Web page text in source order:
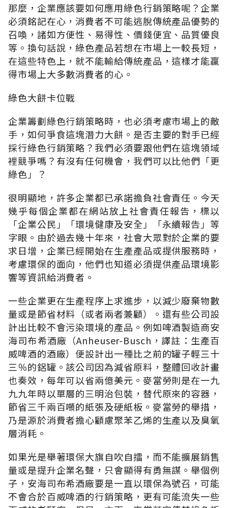
那麼，企業應該要如何應用綠色行銷策略呢？企業
必須銘記在心，消費者不可能逃脫傳統產品優勢的
召喚，諸如方便性、易得性、價錢便宜、品質優良
等。換句話說，綠色產品若想在市場上一較長短，
在這些特色上，就不能輸給傳統產品，這樣才能贏
得市場上大多數消費者的心。
綠色大餅卡位戰
企業籌劃綠色行銷策略時，也必須考慮市場上的敵
手，如何爭食這塊潛力大餅。是否主要的對手已經
採行綠色行銷策略？我們必須要跟他們在這塊領域
裡競爭嗎？有沒有任何機會，我們可以比他們「更
綠色」？
很明顯地，許多企業都已承諾擔負社會責任。今天
幾乎每個企業都在網站放上社會責任報告，標以
「企業公民」「環境健康及安全」「永續報告」等
字眼。由於過去幾十年來，社會大眾對於企業的要
求日增，企業已經開始在生產產品或提供服務時，
考慮環保的面向，他們也知道必須提供產品環境影
響等資訊給消費者。
一些企業更在生產程序上求進步，以減少廢棄物數
量或是節省材料（或者兩者兼顧）。還有些公司設
計出比較不會污染環境的產品。例如啤酒製造商安
海司布希酒廠（Anheuser-Busch，譯註：生產百
威啤酒的酒廠）便設計出一種比之前的罐子輕三十
三％的鋁罐。該公司因為減省原料，整體回收計畫
也奏效，每年可以省兩億美元。麥當勞則是在一九
九九年時以單層的三明治包裝，替代原來的容器，
節省三千兩百噸的紙張及硬紙板。麥當勞的舉措，
乃是源於消費者擔心顧慮聚苯乙烯的生產以及臭氧
層消耗。
如果光是舉著環保大旗自吹自擂，而不能擴展銷售
量或是提升企業名聲，只會顯得有勇無謀。舉個例
子，安海司布希酒廠要是一直以環保為號召，可能
不會合於百威啤酒的行銷策略，更有可能流失一些